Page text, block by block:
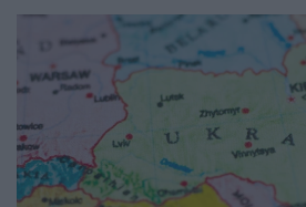
felszín alatti homokpadokat tárt fel.